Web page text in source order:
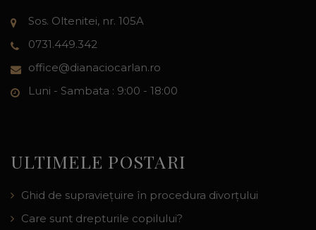
Sos. Oltenitei, nr. 105A
0731.449.342
office@dianaciocarlan.ro
Luni - Sambata : 9:00 - 18:00
ULTIMELE POSTARI
Ghid de supraviețuire în procedura divorțului
Care sunt drepturile copilului?